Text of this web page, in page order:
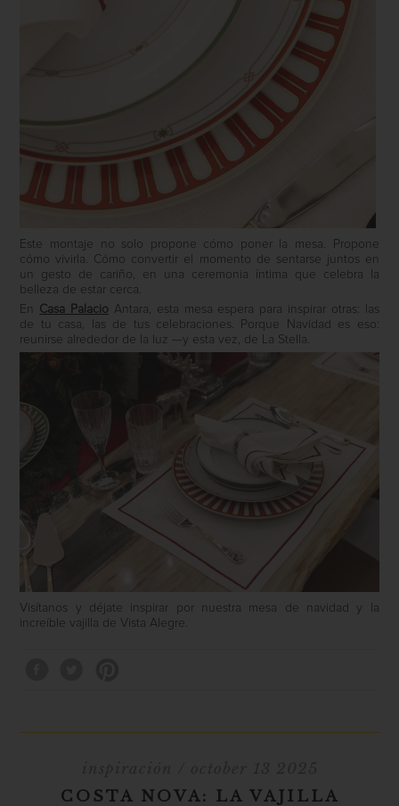
Este montaje no solo propone cómo poner la mesa. Propone
cómo vivirla. Cómo convertir el momento de sentarse juntos en
un gesto de cariño, en una ceremonia íntima que celebra la
belleza de estar cerca.
En Casa Palacio Antara, esta mesa espera para inspirar otras: las
de tu casa, las de tus celebraciones. Porque Navidad es eso:
reunirse alrededor de la luz —y esta vez, de La Stella.
Visítanos y déjate inspirar por nuestra mesa de navidad y la
increíble vajilla de Vista Alegre.
COSTA NOVA: LA VAJILLA